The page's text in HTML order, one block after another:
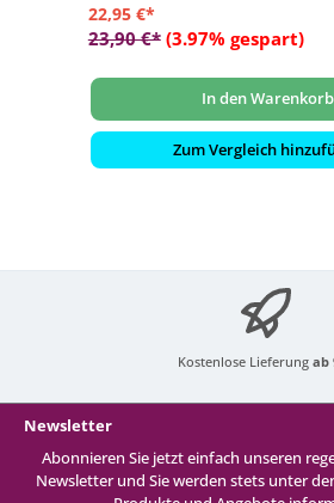
22,95 €*
23,90 €* (3.97% gespart)
In den Warenkorb
Zum Vergleich
Kostenlose Lieferung ab
Newsletter
Abonnieren Sie jetzt einfach unseren
Newsletter und Sie werden stets unter